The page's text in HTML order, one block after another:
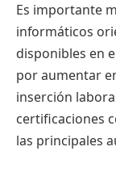
Es importante
informáticos
disponibles en
por aumentar
inserción
certificaciones
las principales